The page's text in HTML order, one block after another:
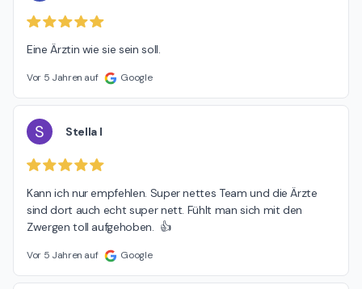
Eine Ärztin wie sie sein soll.
Vor 5 Jahren auf Google
S Stella I
Kann ich nur empfehlen. Super nettes Team und die Ärzte
sind dort auch echt super nett. Fühlt man sich mit den
Zwergen toll aufgehoben.  👍
Vor 5 Jahren auf Google